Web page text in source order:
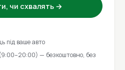
чи схвалять →
під ваше авто
— безкоштовно, без